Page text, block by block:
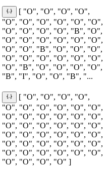
[ "O", "O", "O", "O",
"O", "O", "O", "O", "O", "O",
"O", "O", "O", "O", "B", "O",
"O", "O", "O", "O", "O", "O",
"O", "O", "B", "O", "O", "O",
"O", "O", "O", "O", "O", "O",
"O", "B", "O", "O", "O", "O",
"B", "I", "O", "O", "B", "...
[ "O", "O", "O", "O",
"O", "O", "O", "O", "O", "O",
"O", "O", "O", "O", "O", "O",
"O", "O", "O", "O", "O", "O",
"O", "O", "O", "O", "O", "O",
"O", "O", "O", "O", "O", "O",
"O", "O", "O", "O", "O", "O",
"O", "O", "O", "O" ]